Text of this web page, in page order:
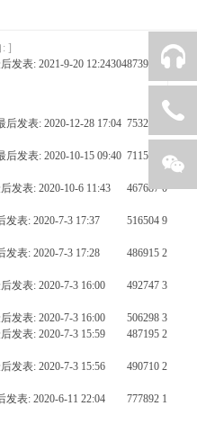
0566-2811007
关注威廉希尔
返回顶部
]
发表: 2021-9-20 12:243048739 565
后发表: 2020-12-28 17:04 753203
后发表: 2020-10-15 09:40 711508
4
发表: 2020-10-6 11:43 467687 0
发表: 2020-7-3 17:37 516504 9
发表: 2020-7-3 17:28 486915 2
发表: 2020-7-3 16:00 492747 3
发表: 2020-7-3 16:00 506298 3
发表: 2020-7-3 15:59 487195 2
发表: 2020-7-3 15:56 490710 2
发表: 2020-6-11 22:04 777892 1